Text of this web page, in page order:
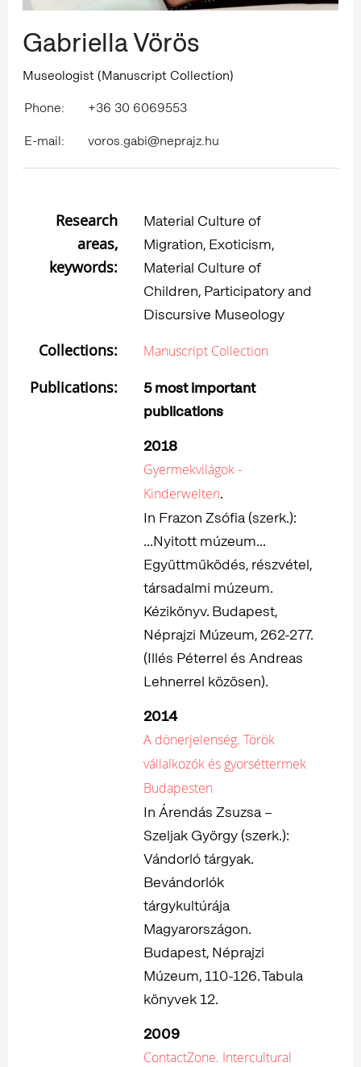
Gabriella Vörös
Museologist (Manuscript Collection)
Phone:
+36 30 6069553
E-mail:
voros.gabi@neprajz.hu
Research
areas,
keywords:
Material Culture of
Migration, Exoticism,
Material Culture of
Children, Participatory and
Discursive Museology
Collections: Manuscript Collection
Publications:
5 most important
publications
2018
Gyermekvilágok -
Kinderwelten.
In Frazon Zsófia (szerk.):
...Nyitott múzeum...
Együttműködés, részvétel,
társadalmi múzeum.
Kézikönyv. Budapest,
Néprajzi Múzeum, 262-277.
(Illés Péterrel és Andreas
Lehnerrel közösen).
2014
A dönerjelenség. Török
vállalkozók és gyorséttermek
Budapesten
In Árendás Zsuzsa –
Szeljak György (szerk.):
Vándorló tárgyak.
Bevándorlók
tárgykultúrája
Magyarországon.
Budapest, Néprajzi
Múzeum, 110-126. Tabula
könyvek 12.
2009
ContactZone. Intercultural